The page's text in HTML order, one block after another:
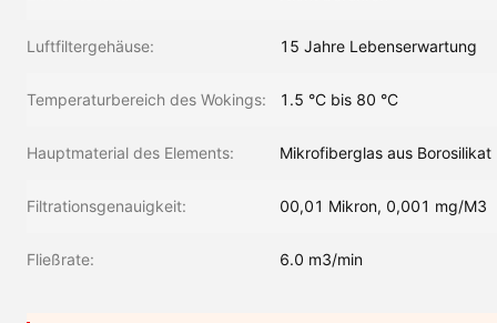
Luftfiltergehäuse: 15 Jahre Lebenserwartung
Temperaturbereich des Wokings: 1.5 °C bis 80 °C
Hauptmaterial des Elements: Mikrofiberglas aus Borosilikat
Filtrationsgenauigkeit: 00,01 Mikron, 0,001 mg/M3
Fließrate: 6.0 m3/min